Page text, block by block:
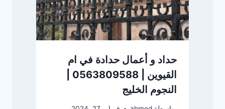
حداد و أعمال حدادة في ام
النجوم الخليج